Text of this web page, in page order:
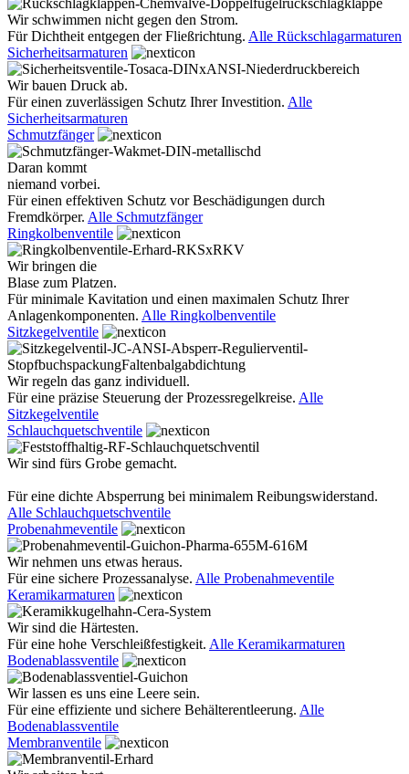
Wir schwimmen nicht gegen den Strom.
Für Dichtheit entgegen der Fließrichtung. Alle Rückschlagarmaturen
Sicherheitsarmaturen
Wir bauen Druck ab.
Für einen zuverlässigen Schutz Ihrer Investition. Alle
Sicherheitsarmaturen
Schmutzfänger
Daran kommt
niemand vorbei.
Für einen effektiven Schutz vor Beschädigungen durch
Fremdkörper. Alle Schmutzfänger
Ringkolbenventile
Wir bringen die
Blase zum Platzen.
Für minimale Kavitation und einen maximalen Schutz Ihrer
Anlagenkomponenten. Alle Ringkolbenventile
Sitzkegelventile
Wir regeln das ganz individuell.
Für eine präzise Steuerung der Prozessregelkreise. Alle
Sitzkegelventile
Schlauchquetschventile
Wir sind fürs Grobe gemacht.
Für eine dichte Absperrung bei minimalem Reibungswiderstand.
Alle Schlauchquetschventile
Probenahmeventile
Wir nehmen uns etwas heraus.
Für eine sichere Prozessanalyse. Alle Probenahmeventile
Keramikarmaturen
Wir sind die Härtesten.
Für eine hohe Verschleißfestigkeit. Alle Keramikarmaturen
Bodenablassventile
Wir lassen es uns eine Leere sein.
Für eine effiziente und sichere Behälterentleerung. Alle
Bodenablassventile
Membranventile